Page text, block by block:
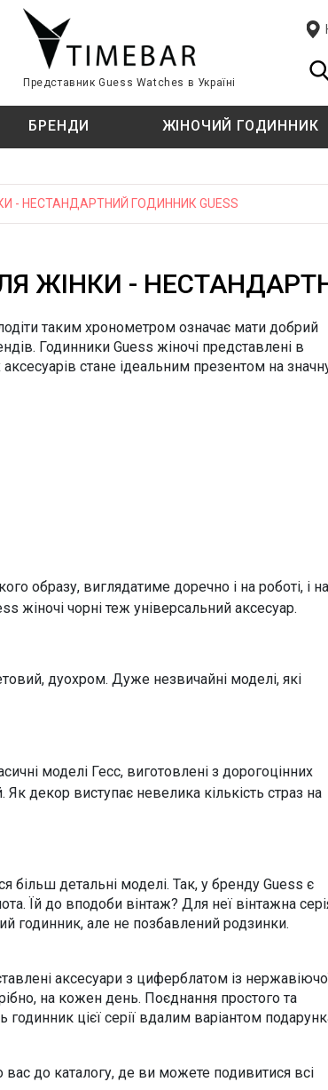
Представник Guess Watches в Україні
БРЕНДИ
T
TISSOT
TIMBERLAND
U U.S. POLO ASSN.
W WELDER
ЖІНОЧИЙ ГОДИННИК
Спортивний
ТИП КРІПЛЕННЯ
Спортивний годинник
ТИП КРІПЛЕННЯ
- НЕСТАНДАРТНИЙ ГОДИННИК GUESS
ЖІНКИ -
таким хронометром означає мати добрий
Годинники Guess жіночі представлені в
стане ідеальним презентом на
образу, виглядатиме доречно і на роботі, і на
жіночі чорні теж універсальний аксесуар.
дуохром. Дуже незвичайні моделі, які
моделі Гесс, виготовлені з дорогоцінних
декор виступає невелика кількість страз на
детальні моделі. Так, у бренду Guess є
Їй до вподоби вінтаж? Для неї вінтажна
годинник, але не позбавлений родзинки.
аксесуари з циферблатом із
на кожен день. Поєднання простого та
цієї серії вдалим варіантом
до каталогу, де ви можете подивитися всі